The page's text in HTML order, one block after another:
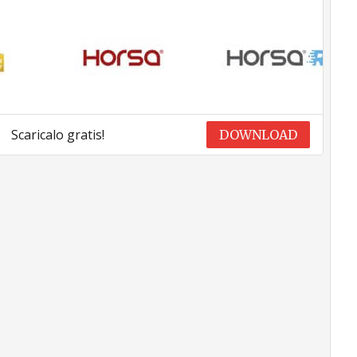
Scaricalo gratis! DOWNLOAD